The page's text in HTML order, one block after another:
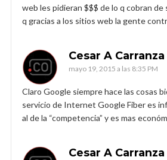
web les pidieran $$$ de lo q cobran de
q gracias a los sitios web la gente
Cesar A Carranza
mayo 19, 2015 a las 8:35 PM
Claro Google siempre hace las cosas
servicio de Internet Google Fiber es
al de la “competencia” y es mas
Cesar A Carranza